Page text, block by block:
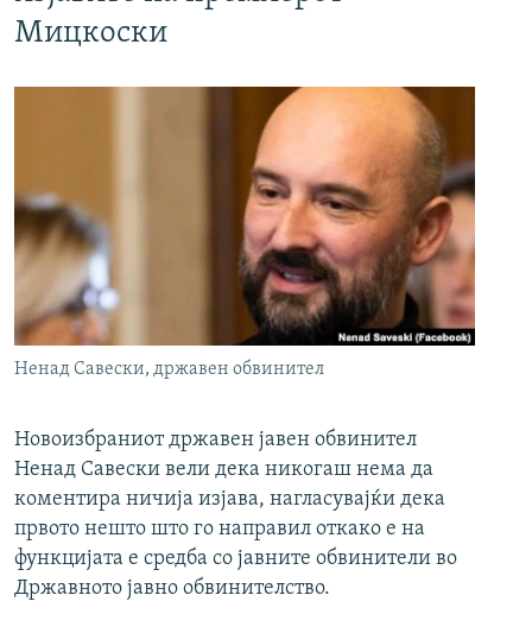
Мицкоски
Ненад Савески, државен обвинител
Новоизбраниот државен јавен обвинител
Ненад Савески вели дека никогаш нема да
коментира ничија изјава, нагласувајќи дека
првото нешто што го направил откако е на
функцијата е средба со јавните обвинители во
Државното јавно обвинителство.